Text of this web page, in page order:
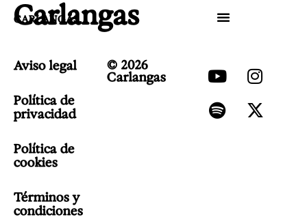
CARLANGAS
Carlangas
© 2026
Carlangas
Aviso legal
Política de
privacidad
Política de
cookies
Términos y
condiciones